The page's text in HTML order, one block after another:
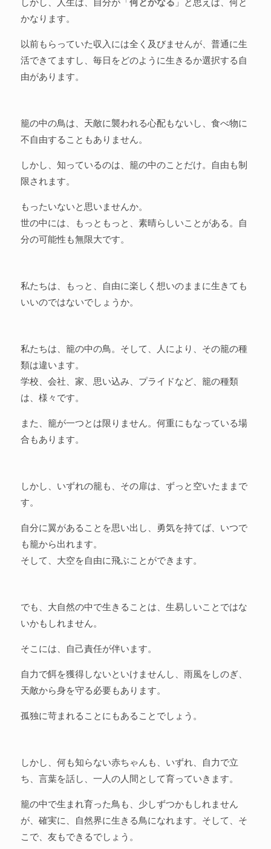
かなります。
以前もらっていた収入には全く及びませんが、普通に生
活できてますし、毎日をどのように生きるか選択する自
由があります。
籠の中の鳥は、天敵に襲われる心配もないし、食べ物に
不自由することもありません。
しかし、知っているのは、籠の中のことだけ。自由も制
限されます。
もったいないと思いませんか。
世の中には、もっともっと、素晴らしいことがある。自
分の可能性も無限大です。
私たちは、もっと、自由に楽しく想いのままに生きても
いいのではないでしょうか。
私たちは、籠の中の鳥。そして、人により、その籠の種
類は違います。
学校、会社、家、思い込み、プライドなど、籠の種類
は、様々です。
また、籠が一つとは限りません。何重にもなっている場
合もあります。
しかし、いずれの籠も、その扉は、ずっと空いたままで
す。
自分に翼があることを思い出し、勇気を持てば、いつで
も籠から出れます。
そして、大空を自由に飛ぶことができます。
でも、大自然の中で生きることは、生易しいことではな
いかもしれません。
そこには、自己責任が伴います。
自力で餌を獲得しないといけませんし、雨風をしのぎ、
天敵から身を守る必要もあります。
孤独に苛まれることにもあることでしょう。
しかし、何も知らない赤ちゃんも、いずれ、自力で立
ち、言葉を話し、一人の人間として育っていきます。
籠の中で生まれ育った鳥も、少しずつかもしれません
が、確実に、自然界に生きる鳥になれます。そして、そ
こで、友もできるでしょう。